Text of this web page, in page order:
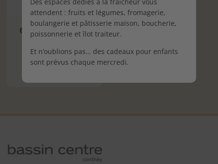
Coop Restaurant
027 324 79 19
attendent : fruits et légumes, fromagerie,
boulangerie et pâtisserie maison, boucherie,
poissonnerie et îlot traiteur.
Et n’oublions pas… des cadeaux pour enfants
sont prévus chaque mercredi.